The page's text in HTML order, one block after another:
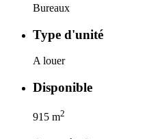
Bureaux
Type d'unité
A louer
Disponible
915 m2